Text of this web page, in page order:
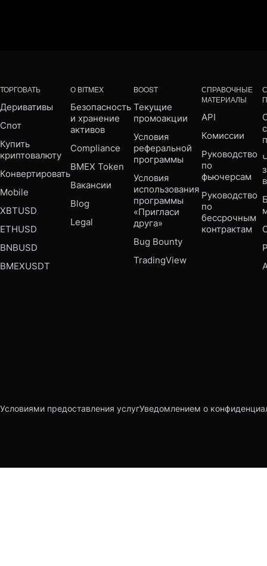
ТОРГОВАТЬ
Деривативы
Спот
Купить
криптовалюту
Конвертировать
Mobile
XBTUSD
ETHUSD
BNBUSD
BMEXUSDT
О BITMEX
Безопасность
и хранение
активов
Compliance
BMEX Token
Вакансии
Blog
Legal
BOOST
Текущие
промоакции
Условия
реферальной
программы
Условия
использования
программы
«Пригласи
друга»
Bug Bounty
TradingView
СПРАВОЧНЫЕ
МАТЕРИАЛЫ
API
Комиссии
Руководство
по
фьючерсам
Руководство
по
бессрочным
контрактам
Условиями предоставления услугУведомлением о